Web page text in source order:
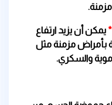
يمكن أن يزيد ارتفاع
بأمراض مزمنة مثل
والسكري.